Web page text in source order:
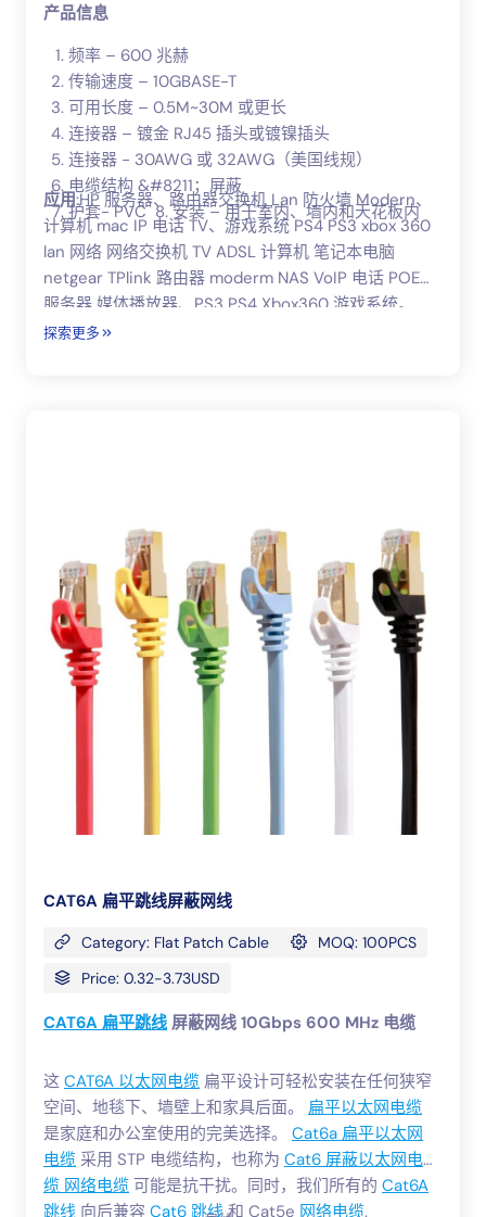
产品信息
频率 – 600 兆赫
传输速度 – 10GBASE-T
可用长度 – 0.5M~30M 或更长
连接器 – 镀金 RJ45 插头或镀镍插头
连接器 - 30AWG 或 32AWG（美国线规）
电缆结构 &#8211；屏蔽
护套- PVC 8. 安装 – 用于室内、墙内和天花板内
应用:HP 服务器、路由器交换机 Lan 防火墙 Modern、
计算机 mac IP 电话 TV、游戏系统 PS4 PS3 xbox 360
lan 网络 网络交换机 TV ADSL 计算机 笔记本电脑
netgear TPlink 路由器 moderm NAS VoIP 电话 POE
服务器 媒体播放器、PS3 PS4 Xbox360 游戏系统。
探索更多
CAT6A 扁平跳线屏蔽网线
Category: Flat Patch Cable
MOQ: 100PCS
Price: 0.32-3.73USD
CAT6A 扁平跳线 屏蔽网线 10Gbps 600 MHz 电缆
这 CAT6A 以太网电缆 扁平设计可轻松安装在任何狭窄
空间、地毯下、墙壁上和家具后面。 扁平以太网电缆
是家庭和办公室使用的完美选择。 Cat6a 扁平以太网
电缆 采用 STP 电缆结构，也称为 Cat6 屏蔽以太网电
缆 网络电缆 可能是抗干扰。同时，我们所有的 Cat6A
跳线 向后兼容 Cat6 跳线和 Cat5e 网络电缆.